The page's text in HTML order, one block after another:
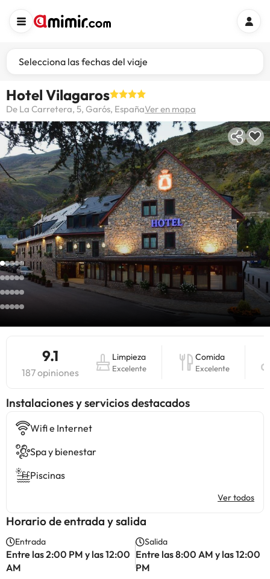
Selecciona las fechas del viaje
Hotel Vilagaros
De La Carretera, 5, Garós, EspañaVer en mapa
9.1
187 opiniones
Limpieza
Excelente
Comida
Excelente
Instalaciones y servicios destacados
Wifi e Internet
Spa y bienestar
Piscinas
Ver todos
Horario de entrada y salida
Entrada
Entre las 2:00 PM y las 12:00
AM
Salida
Entre las 8:00 AM y las 12:00
PM